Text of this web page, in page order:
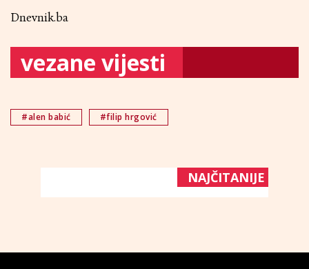
Dnevnik.ba
vezane vijesti
#alen babić #filip hrgović
NAJČITANIJE